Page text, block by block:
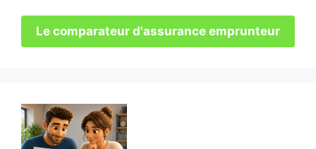
Le comparateur d'assurance emprunteur